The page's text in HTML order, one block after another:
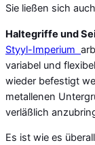
Sie ließen sich
Haltegriffe und
Styyl-Imperium
variabel und
wieder befestigt
metallenen
verläßlich
Es ist wie es